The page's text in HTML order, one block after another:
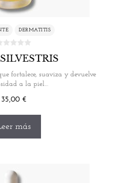
DERMATITIS
fortalece, suaviza y devuelve
a la piel…
35,00 €
más